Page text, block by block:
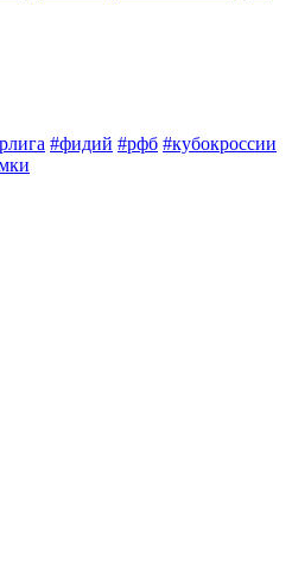
#фидий #рфб #кубокроссии